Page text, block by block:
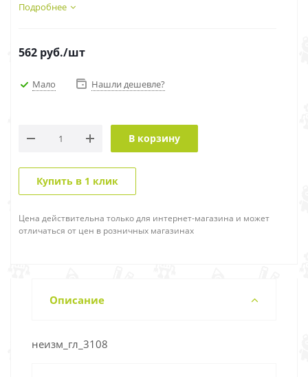
Подробнее
562 руб./шт
Мало Нашли дешевле?
В корзину
Купить в 1 клик
Цена действительна только для интернет-магазина и может
отличаться от цен в розничных магазинах
Описание
неизм_гл_3108